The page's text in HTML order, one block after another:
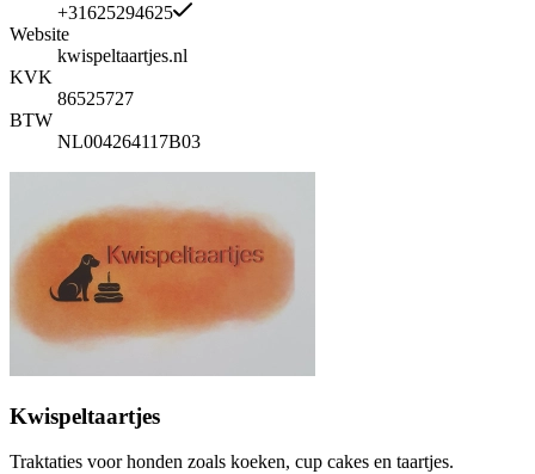
+31625294625
Website
kwispeltaartjes.nl
KVK
86525727
BTW
NL004264117B03
Kwispeltaartjes
Traktaties voor honden zoals koeken, cup cakes en taartjes.